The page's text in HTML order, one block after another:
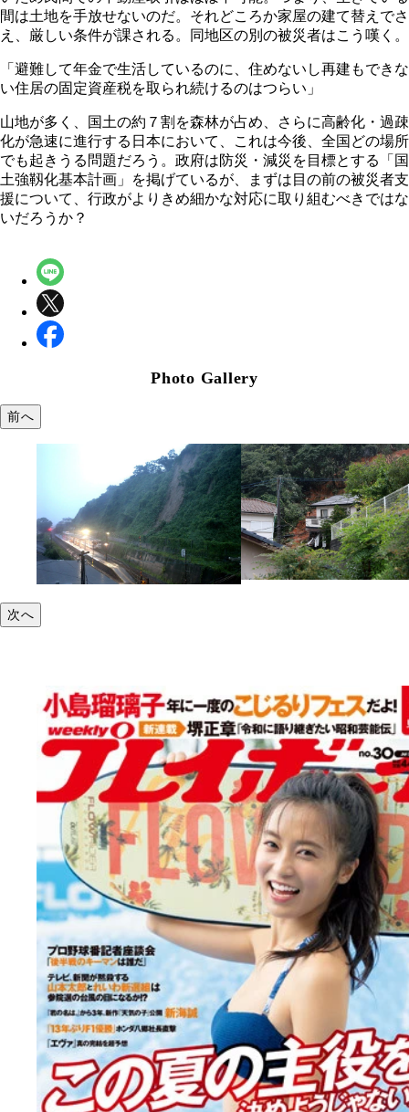
間は土地を手放せないのだ。それどころか家屋の建て替えでさ
え、厳しい条件が課される。同地区の別の被災者はこう嘆く。
「避難して年金で生活しているのに、住めないし再建もできな
い住居の固定資産税を取られ続けるのはつらい」
山地が多く、国土の約７割を森林が占め、さらに高齢化・過疎
化が急速に進行する日本において、これは今後、全国どの場所
でも起きうる問題だろう。政府は防災・減災を目標とする「国
土強靱化基本計画」を掲げているが、まずは目の前の被災者支
援について、行政がよりきめ細かな対応に取り組むべきではな
いだろうか？
Photo Gallery
前へ
次へ